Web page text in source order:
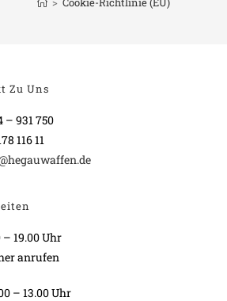
Zu Uns
– 931 750
116 11
19.00 Uhr
anrufen
– 13.00 Uhr